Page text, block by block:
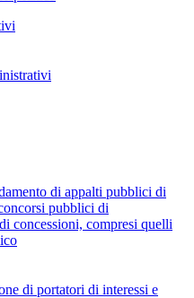
di appalti pubblici di
pubblici di
concessioni, compresi quelli
di portatori di interessi e